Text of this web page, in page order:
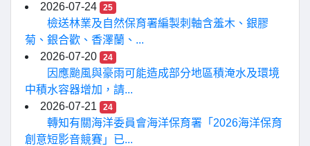
2026-07-24
25
檢送林業及自然保育署編製刺軸含羞木、銀膠
菊、銀合歡、香澤蘭、...
2026-07-20
24
因應颱風與豪雨可能造成部分地區積淹水及環境
中積水容器增加，請...
2026-07-21
24
轉知有關海洋委員會海洋保育署「2026海洋保育
創意短影音競賽」已...